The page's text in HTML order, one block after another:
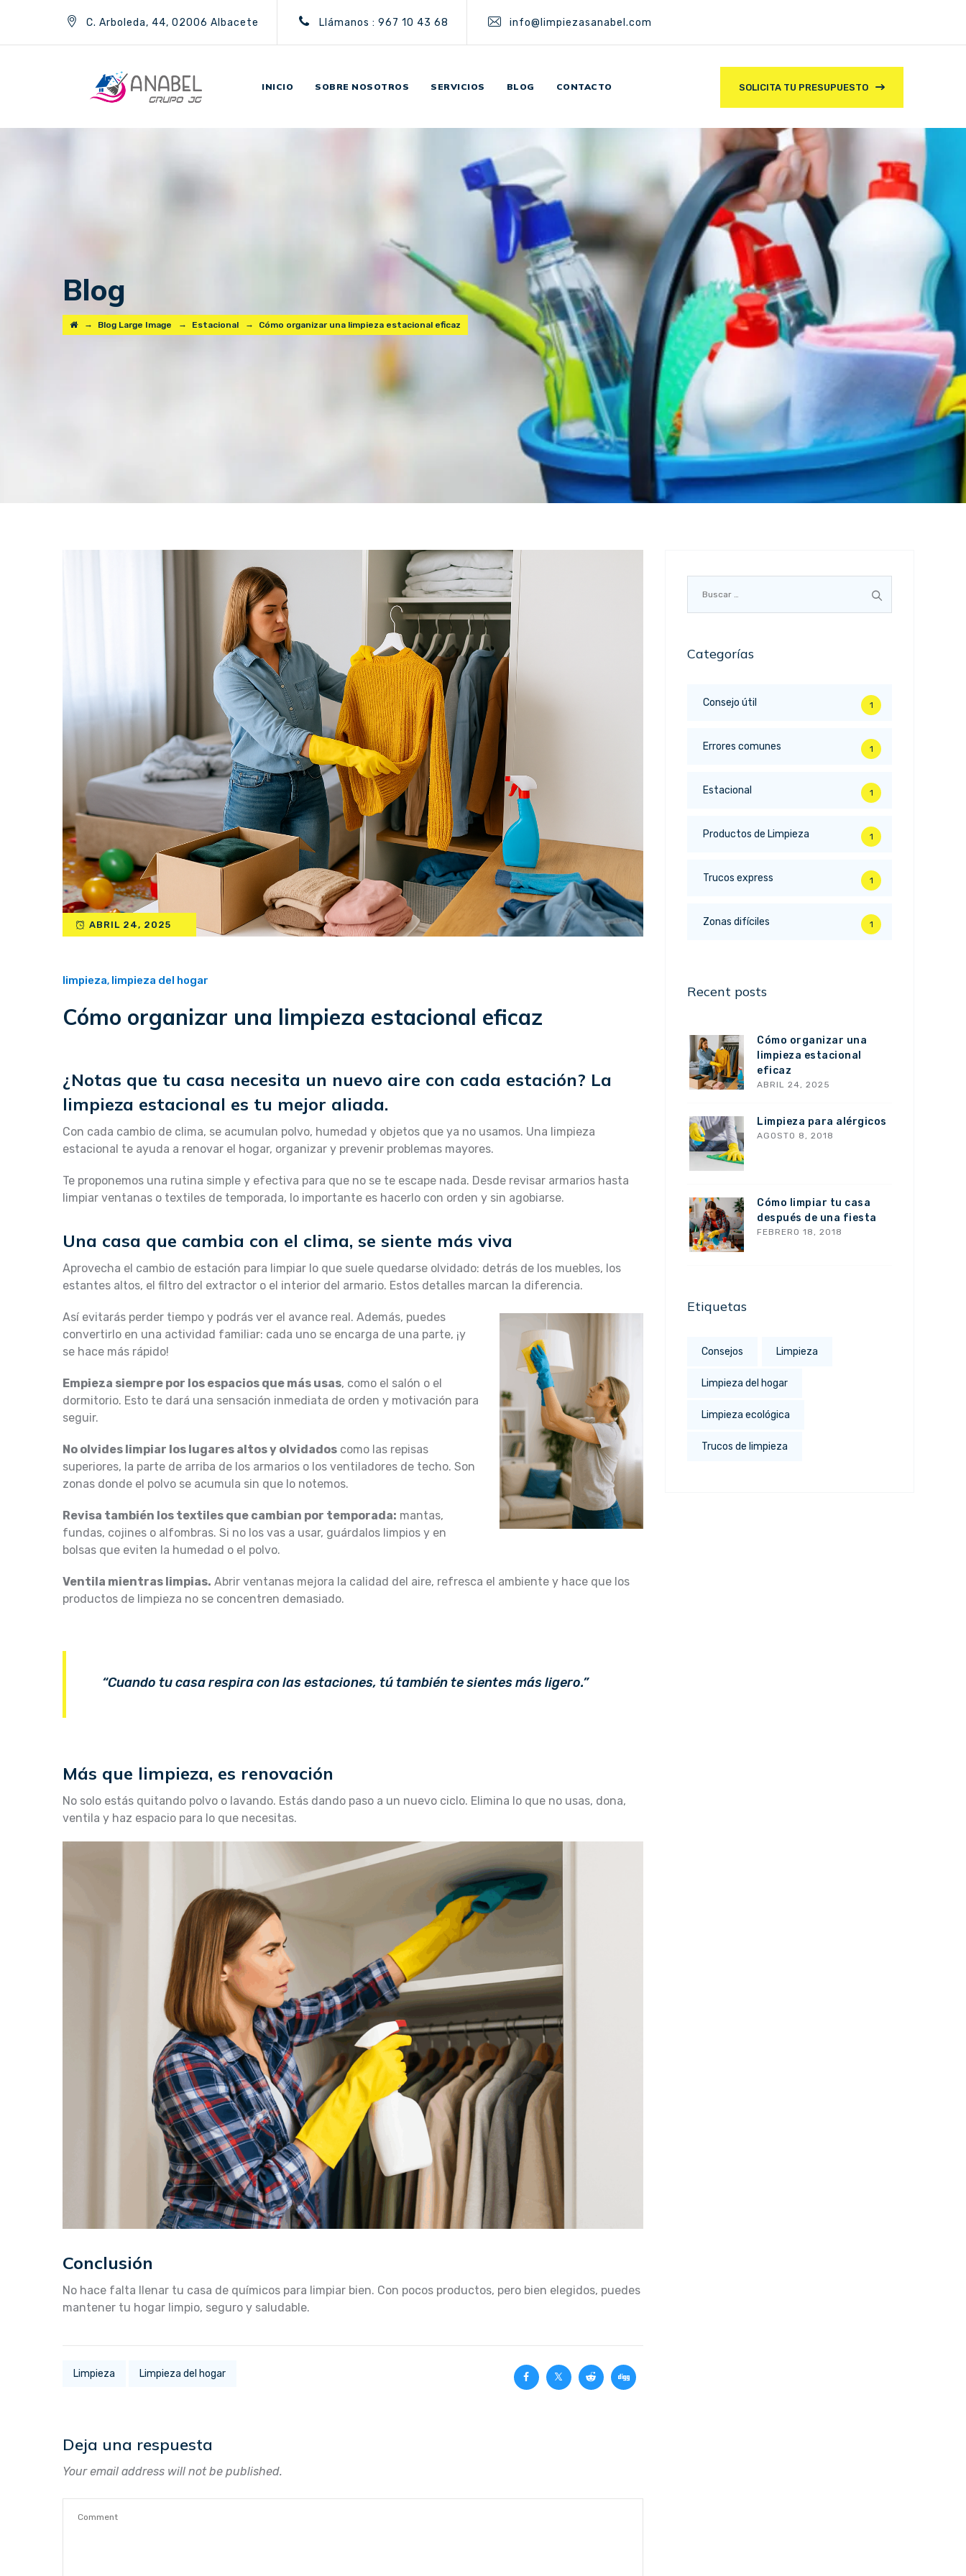
C. Arboleda, 44, 02006 Albacete Llámanos : 967 10 43 68 info@limpiezasanabel.com
SOLICITA TU PRESUPUESTO
INICIO SOBRE NOSOTROS SERVICIOS BLOG CONTACTO
Blog
→ Blog Large Image → Estacional → Cómo organizar una limpieza estacional eficaz
ABRIL 24, 2025
limpieza, limpieza del hogar
Cómo organizar una limpieza estacional eficaz
¿Notas que tu casa necesita un nuevo aire con cada estación? La
limpieza estacional es tu mejor aliada.
Con cada cambio de clima, se acumulan polvo, humedad y objetos que ya no usamos. Una limpieza
estacional te ayuda a renovar el hogar, organizar y prevenir problemas mayores.
Te proponemos una rutina simple y efectiva para que no se te escape nada. Desde revisar armarios hasta
limpiar ventanas o textiles de temporada, lo importante es hacerlo con orden y sin agobiarse.
Una casa que cambia con el clima, se siente más viva
Aprovecha el cambio de estación para limpiar lo que suele quedarse olvidado: detrás de los muebles, los
estantes altos, el filtro del extractor o el interior del armario. Estos detalles marcan la diferencia.
Así evitarás perder tiempo y podrás ver el avance real. Además, puedes
convertirlo en una actividad familiar: cada uno se encarga de una parte, ¡y
se hace más rápido!
Empieza siempre por los espacios que más usas, como el salón o el
dormitorio. Esto te dará una sensación inmediata de orden y motivación para
seguir.
No olvides limpiar los lugares altos y olvidados como las repisas
superiores, la parte de arriba de los armarios o los ventiladores de techo. Son
zonas donde el polvo se acumula sin que lo notemos.
Revisa también los textiles que cambian por temporada: mantas,
fundas, cojines o alfombras. Si no los vas a usar, guárdalos limpios y en
bolsas que eviten la humedad o el polvo.
Ventila mientras limpias. Abrir ventanas mejora la calidad del aire, refresca el ambiente y hace que los
productos de limpieza no se concentren demasiado.
“Cuando tu casa respira con las estaciones, tú también te sientes más ligero.”
Más que limpieza, es renovación
No solo estás quitando polvo o lavando. Estás dando paso a un nuevo ciclo. Elimina lo que no usas, dona,
ventila y haz espacio para lo que necesitas.
Conclusión
No hace falta llenar tu casa de químicos para limpiar bien. Con pocos productos, pero bien elegidos, puedes
mantener tu hogar limpio, seguro y saludable.
Limpieza Limpieza del hogar
Deja una respuesta
Your email address will not be published.
Categorías
Consejo útil 1
Errores comunes 1
Estacional 1
Productos de Limpieza 1
Trucos express 1
Zonas difíciles 1
Recent posts
Cómo organizar una
limpieza estacional
eficaz
ABRIL 24, 2025
Limpieza para alérgicos
AGOSTO 8, 2018
Cómo limpiar tu casa
después de una fiesta
FEBRERO 18, 2018
Etiquetas
Consejos Limpieza
Limpieza del hogar
Limpieza ecológica
Trucos de limpieza